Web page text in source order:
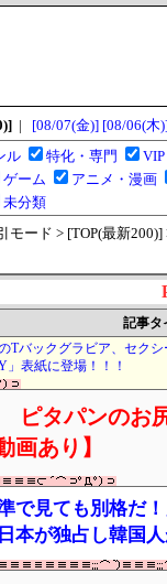
| [08/07(金)] [08/06(木
ル
特化・専門
ゲーム アニメ・漫画
未分類
モード > [TOP(最新200)]
記事タ
Tバックグラビア、セク
表紙に登場！！！
タパンのお
画あり】
で見ても別格だ
本が独占し韓国人